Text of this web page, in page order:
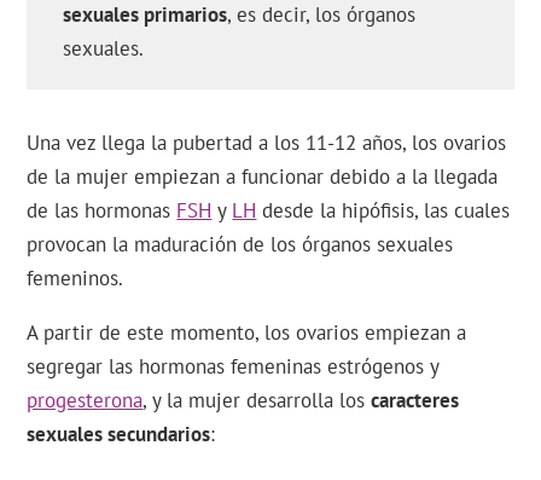
sexuales primarios, es decir, los órganos
sexuales.
Una vez llega la pubertad a los 11-12 años, los ovarios
de la mujer empiezan a funcionar debido a la llegada
de las hormonas FSH y LH desde la hipófisis, las cuales
provocan la maduración de los órganos sexuales
femeninos.
A partir de este momento, los ovarios empiezan a
segregar las hormonas femeninas estrógenos y
progesterona, y la mujer desarrolla loscaracteres
sexuales secundarios: